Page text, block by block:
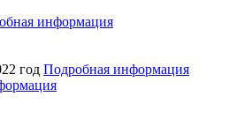
информация
год Подробная информация